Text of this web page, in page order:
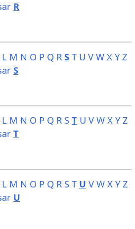
R
L M N O P Q R S T U V W X Y Z
S
L M N O P Q R S T U V W X Y Z
T
L M N O P Q R S T U V W X Y Z
U